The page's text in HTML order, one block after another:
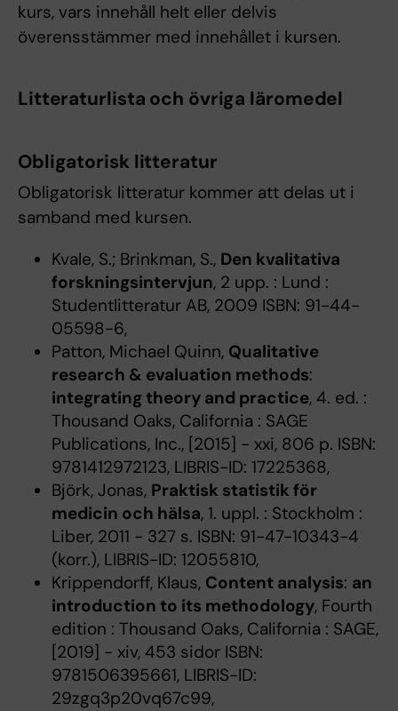
kurs, vars innehåll helt eller delvis
överensstämmer med innehållet i kursen.
Litteraturlista och övriga läromedel
Obligatorisk litteratur
Obligatorisk litteratur kommer att delas ut i
samband med kursen.
Kvale, S.; Brinkman, S., Den kvalitativa
forskningsintervjun, 2 upp. : Lund :
Studentlitteratur AB, 2009 ISBN: 91-44-
05598-6,
Patton, Michael Quinn, Qualitative
research & evaluation methods:
integrating theory and practice, 4. ed. :
Thousand Oaks, California : SAGE
Publications, Inc., [2015] - xxi, 806 p. ISBN:
9781412972123, LIBRIS-ID: 17225368,
Björk, Jonas, Praktisk statistik för
medicin och hälsa, 1. uppl. : Stockholm :
Liber, 2011 - 327 s. ISBN: 91-47-10343-4
(korr.), LIBRIS-ID: 12055810,
Krippendorff, Klaus, Content analysis: an
introduction to its methodology, Fourth
edition : Thousand Oaks, California : SAGE,
[2019] - xiv, 453 sidor ISBN:
9781506395661, LIBRIS-ID:
29zgq3p20vq67c99,